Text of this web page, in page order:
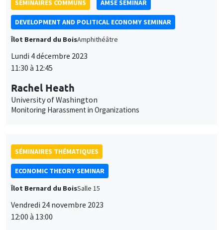
SÉMINAIRES COMMUNS AMSE SEMINAR
DEVELOPMENT AND POLITICAL ECONOMY SEMINAR
Îlot Bernard du BoisAmphithéâtre
Lundi 4 décembre 2023
11:30 à 12:45
Rachel Heath
University of Washington
Monitoring Harassment in Organizations
SÉMINAIRES THÉMATIQUES
ECONOMIC THEORY SEMINAR
Îlot Bernard du BoisSalle 15
Vendredi 24 novembre 2023
12:00 à 13:00